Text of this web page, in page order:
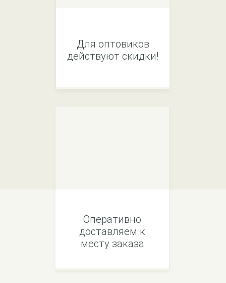
Для оптовиков
действуют скидки!
Оперативно
доставляем к
месту заказа